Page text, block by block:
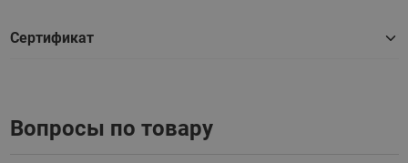
Сертификат
Вопросы по товару